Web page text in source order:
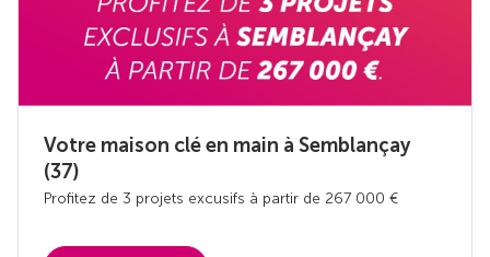
Votre maison clé en main à Semblançay
(37)
Profitez de 3 projets excusifs à partir de 267 000 €